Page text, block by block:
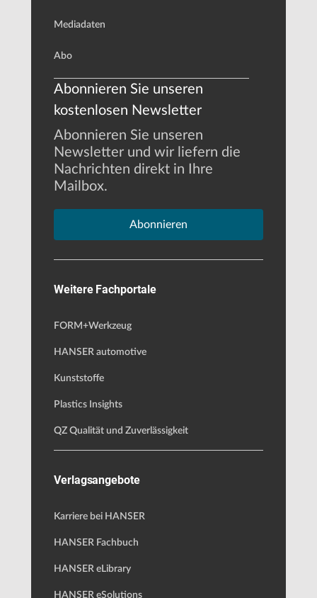
Mediadaten
Abo
Abonnieren Sie unseren
kostenlosen Newsletter
Abonnieren Sie unseren
Newsletter und wir liefern die
Nachrichten direkt in Ihre
Mailbox.
Abonnieren
Weitere Fachportale
FORM+Werkzeug
HANSER automotive
Kunststoffe
Plastics Insights
QZ Qualität und Zuverlässigkeit
Verlagsangebote
Karriere bei HANSER
HANSER Fachbuch
HANSER eLibrary
HANSER eSolutions